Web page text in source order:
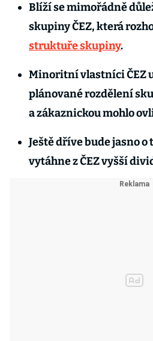
Blíží se mimořádně
skupiny ČEZ, která
struktuře skupiny.
Minoritní vlastníci ČEZ
plánované rozdělení
a zákaznickou mohlo
Ještě dříve bude jasno o
vytáhne z ČEZ vyšší